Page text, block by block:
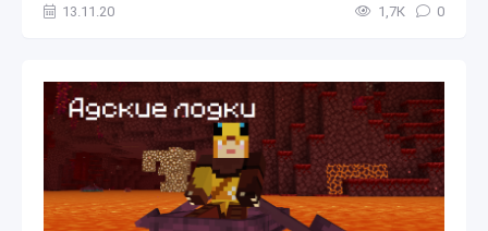
13.11.20 1,7К 0